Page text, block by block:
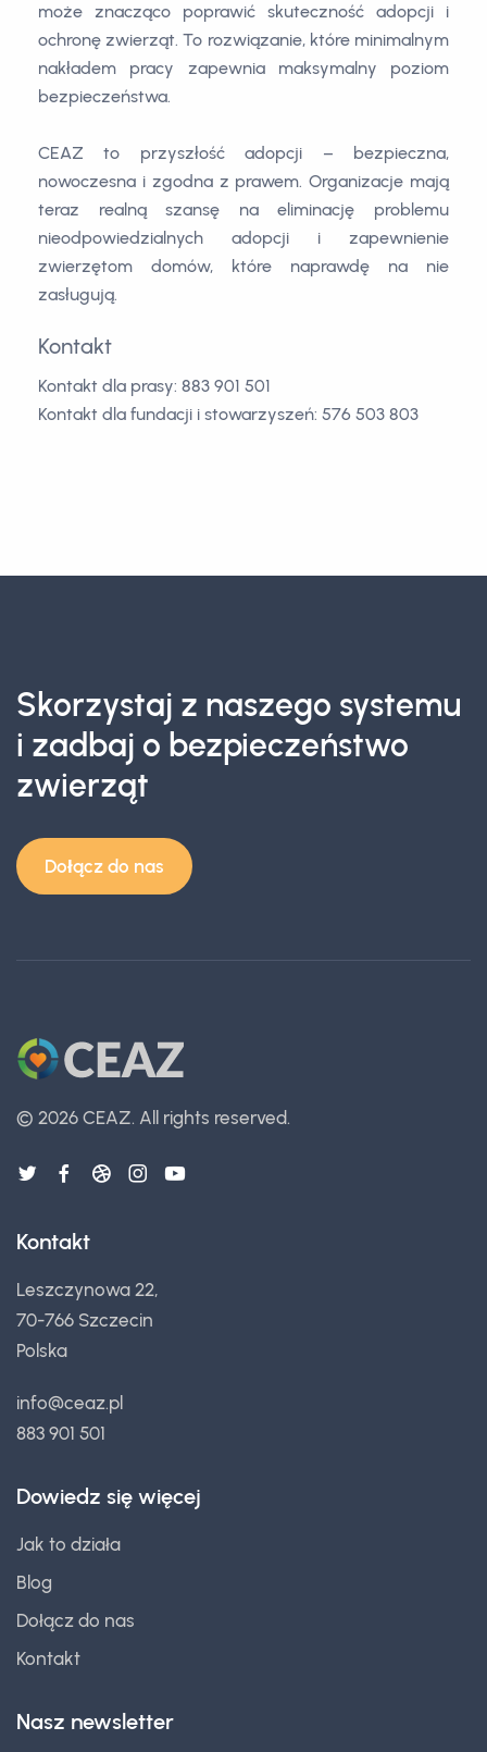
może znacząco poprawić skuteczność adopcji i
ochronę zwierząt. To rozwiązanie, które minimalnym
nakładem pracy zapewnia maksymalny poziom
bezpieczeństwa.
CEAZ to przyszłość adopcji – bezpieczna,
nowoczesna i zgodna z prawem. Organizacje mają
teraz realną szansę na eliminację problemu
nieodpowiedzialnych adopcji i zapewnienie
zwierzętom domów, które naprawdę na nie
zasługują.
Kontakt
Kontakt dla prasy: 883 901 501
Kontakt dla fundacji i stowarzyszeń: 576 503 803
Skorzystaj z naszego systemu
i zadbaj o bezpieczeństwo
zwierząt
Dołącz do nas
© 2026 CEAZ. All rights reserved.
Kontakt
Leszczynowa 22,
70-766 Szczecin
Polska
info@ceaz.pl
883 901 501
Dowiedz się więcej
Jak to działa
Blog
Dołącz do nas
Kontakt
Nasz newsletter